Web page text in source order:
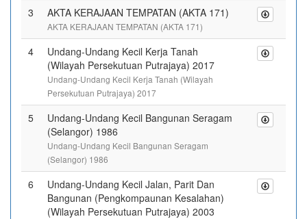
3 AKTA KERAJAAN TEMPATAN (AKTA 171)
AKTA KERAJAAN TEMPATAN (AKTA 171)
4
Undang-Undang Kecil Kerja Tanah
(Wilayah Persekutuan Putrajaya) 2017
Undang-Undang Kecil Kerja Tanah (Wilayah
Persekutuan Putrajaya) 2017
5
Undang-Undang Kecil Bangunan Seragam
(Selangor) 1986
Undang-Undang Kecil Bangunan Seragam
(Selangor) 1986
6
Undang-Undang Kecil Jalan, Parit Dan
Bangunan (Pengkompaunan Kesalahan)
(Wilayah Persekutuan Putrajaya) 2003